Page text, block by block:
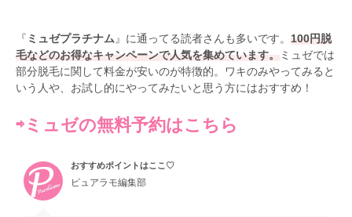
『 ミュゼプラチナム』に通ってる読者さんも多いです。 100円脱
毛などのお得なキャンペーンで人気を集めています。
ミュゼでは
部分脱毛に関して料金が安いのが特徴的。ワキのみやってみると
いう人や、お試し的にやってみたいと思う方にはおすすめ！
⇨ミュゼの無料予約はこちら
おすすめポイントはここ♡
ピュアラモ編集部